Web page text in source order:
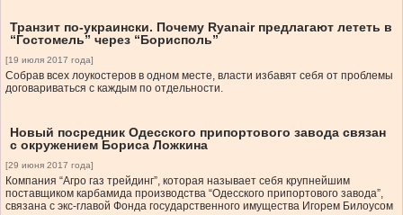
Транзит по-украински. Почему Ryanair предлагают лететь в
“Гостомель” через “Борисполь”
[19 июля 2017 года]
Собрав всех лоукостеров в одном месте, власти избавят себя от проблемы
договариваться с каждым по отдельности.
Новый посредник Одесского припортового завода связан
с окружением Бориса Ложкина
[29 июня 2017 года]
Компания “Агро газ трейдинг”, которая называет себя крупнейшим
поставщиком карбамида производства “Одесского припортового завода”,
связана с экс-главой Фонда государственного имущества Игорем Билоусом